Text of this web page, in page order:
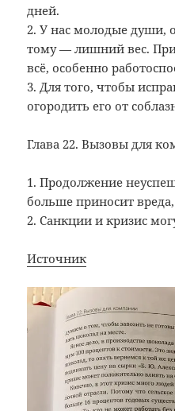
дней.
2. У нас молодые души,
тому — лишний вес. При
всё, особенно
3. Для того, чтобы
огородить его от
Глава 22. Вызовы для
1. Продолжение
больше приносит
2. Санкции и кризис
Источник